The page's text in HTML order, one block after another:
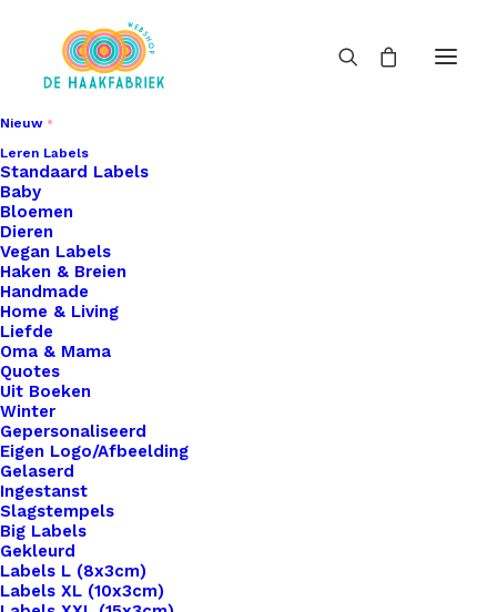
Nieuw
Leren Labels
Standaard Labels
Baby
Bloemen
Dieren
Vegan Labels
Haken & Breien
Handmade
Home & Living
Liefde
Oma & Mama
Quotes
Uit Boeken
Winter
Gepersonaliseerd
Eigen Logo/Afbeelding
Gelaserd
Ingestanst
Slagstempels
Big Labels
Gekleurd
Labels L (8x3cm)
Labels XL (10x3cm)